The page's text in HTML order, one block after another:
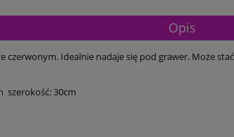
Opis
czerwonym. Idealnie nadaje się pod grawer. Może
szerokość: 30cm